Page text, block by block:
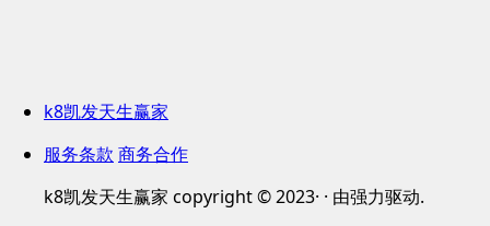
k8凯发天生赢家
服务条款 商务合作
k8凯发天生赢家 copyright © 2023· · 由强力驱动.